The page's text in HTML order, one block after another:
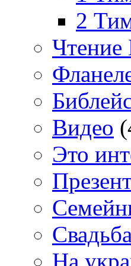
2
Чтение
Видео
Это
Свадьба